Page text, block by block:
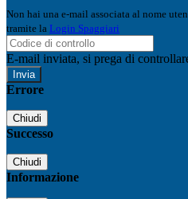
Non hai una e-mail associata al nome
tramite la Login Spaggiari
E-mail inviata, si prega di
Errore
Chiudi
Successo
Chiudi
Informazione